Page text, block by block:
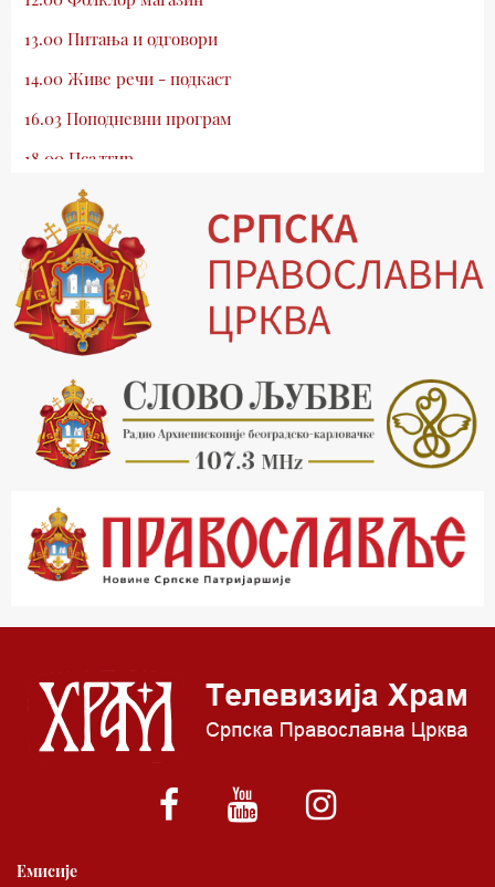
13.00 Питања и одговори
14.00 Живе речи - подкаст
16.03 Поподневни програм
18.00 Псалтир
19.03 Млади у Цркви
19.30 Вечерње молитве
20.00 Вести из Цркве
20.15 Реч архијереја
20.30 Хроника Архиепископије
21.03 Врлинослов
22.03 Црквена предавања и трибине
23.00 Питања и одговори
00.03 Црквена предавања и трибине
01.03 Живе речи - подкаст
*најважније вести емитујемо на сваки пун сат
Емисије